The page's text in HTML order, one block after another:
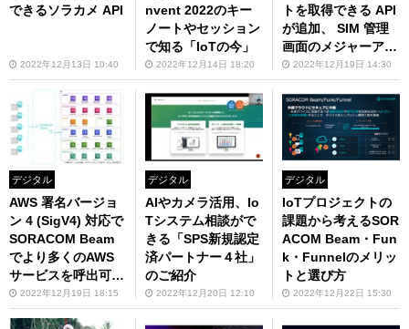
できるソラカメ API
2022年12月13日 10:40
nvent 2022のキー
ノートやセッション
で知る「IoTの今」
2022年12月14日 18:20
トを取得できる API
が追加、 SIM 管理
画面のメジャーアッ
プデート takuyaの
ほぼ週刊ソラコム 1
2/03-12/16
2022年12月19日 14:30
デジタル
AWS 署名バージョ
ン 4 (SigV4) 対応で
SORACOM Beam
でより多くのAWS
サービスを呼出可能
に！2022年12月19日 18:15
デジタル
AIやカメラ活用、Io
Tシステム相談がで
きる「SPS新規認定
済パートナー４社」
のご紹介
2022年12月20日 12:10
デジタル
IoTプロジェクトの
課題から考えるSOR
ACOM Beam・Fun
k・Funnelのメリッ
トと選び方
2022年12月22日 15:30